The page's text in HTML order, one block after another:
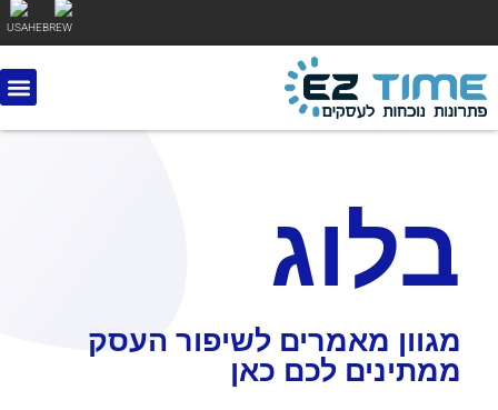
USAHEBREW
בלוג
מגוון מאמרים לשיפור העסק
ממתינים לכם כאן